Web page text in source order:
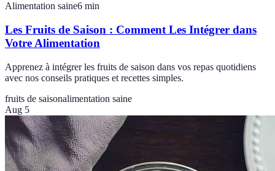
Alimentation saine6 min
Les Fruits de Saison : Comment Les Intégrer dans
Votre Alimentation
Apprenez à intégrer les fruits de saison dans vos repas quotidiens
avec nos conseils pratiques et recettes simples.
fruits de saisonalimentation saine
Aug 5